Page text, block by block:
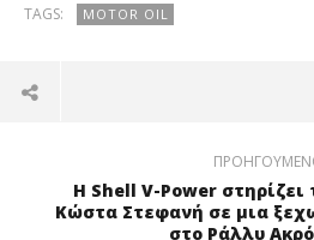
TAGS: MOTOR OIL
H Shell V-Power στηρίζει
Κώστα Στεφανή σε μια
στο Ράλλυ